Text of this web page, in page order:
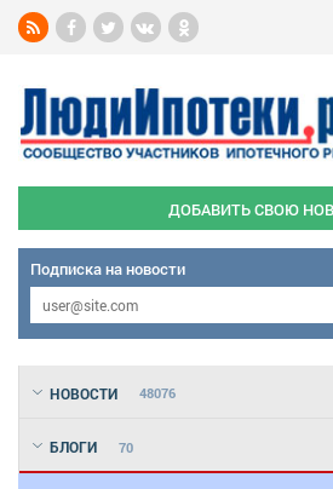
ДОБАВИТЬ СВОЮ
Подписка на новости
НОВОСТИ 48076
БЛОГИ 70